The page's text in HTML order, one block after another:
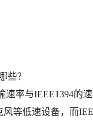
些？
与IEEE1394的
等低速设备，而